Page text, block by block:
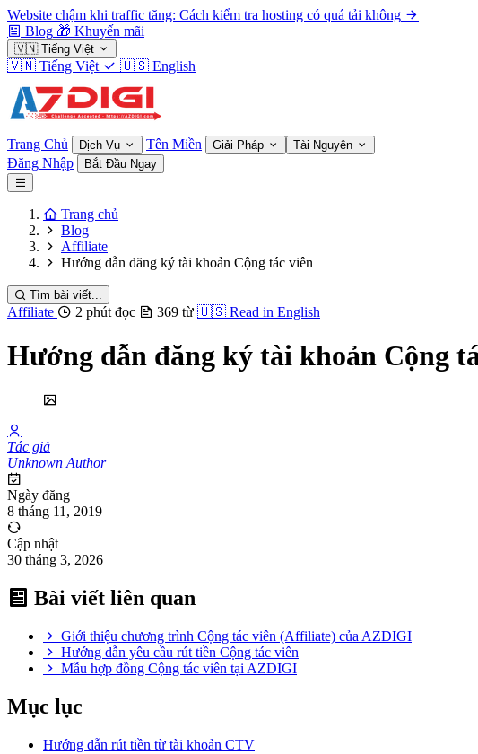
Website chậm khi traffic tăng: Cách kiểm tra hosting có quá tải không
Blog 🎁 Khuyến mãi
🇻🇳 Tiếng Việt
🇻🇳 Tiếng Việt 🇺🇸 English
Trang Chủ Dịch Vụ Tên Miền Giải Pháp Tài Nguyên
Đăng Nhập Bắt Đầu Ngay
Trang chủ
Blog
Affiliate
Hướng dẫn đăng ký tài khoản Cộng tác viên
Tìm bài viết...
Affiliate 2 phút đọc 369 từ 🇺🇸 Read in English
Hướng dẫn đăng ký tài khoản Cộng
Tác giả
Unknown Author
Ngày đăng
8 tháng 11, 2019
Cập nhật
30 tháng 3, 2026
Bài viết liên quan
Giới thiệu chương trình Cộng tác viên (Affiliate) của AZDIGI
Hướng dẫn yêu cầu rút tiền Cộng tác viên
Mẫu hợp đồng Cộng tác viên tại AZDIGI
Mục lục
Hướng dẫn rút tiền từ tài khoản CTV